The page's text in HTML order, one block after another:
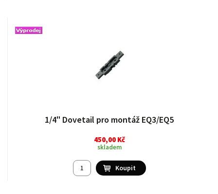
1/4" Dovetail pro montáž EQ3/EQ5
450,00 Kč
skladem